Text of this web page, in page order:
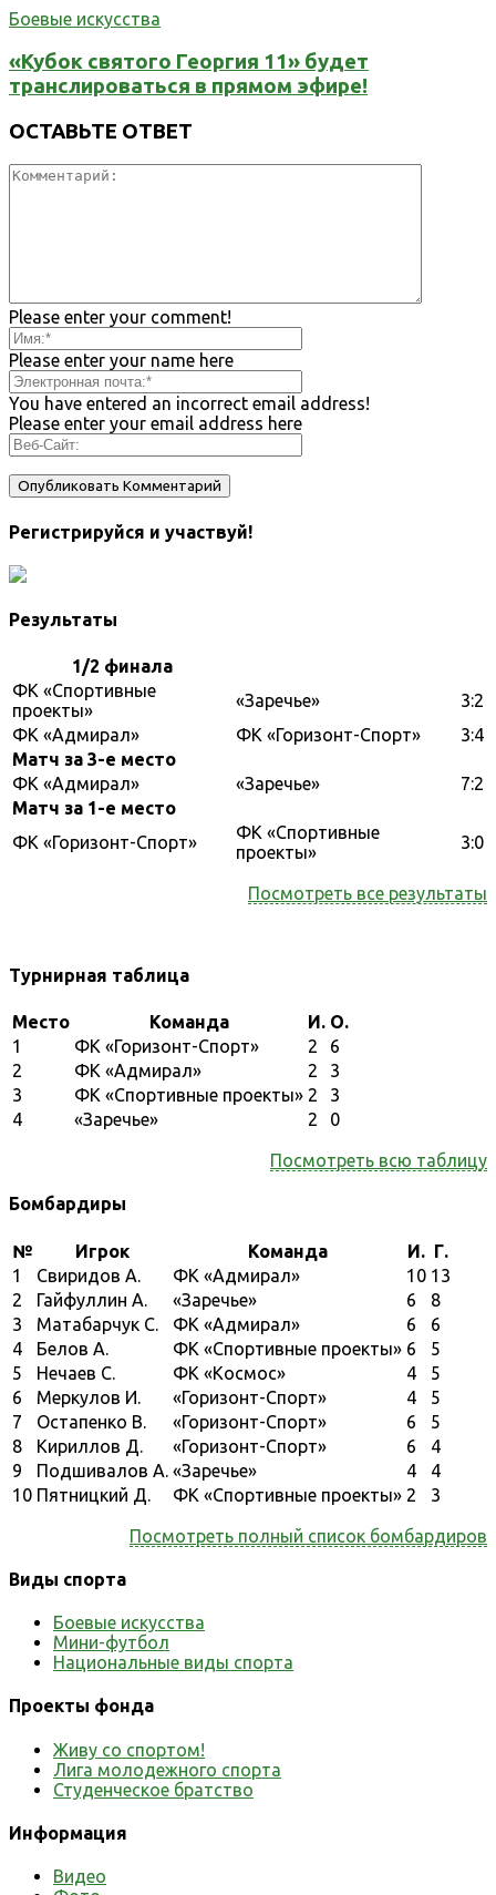
Боевые искусства
«Кубок святого Георгия 11» будет
транслироваться в прямом эфире!
ОСТАВЬТЕ ОТВЕТ
Please enter your comment!
Please enter your name here
You have entered an incorrect email address!
Please enter your email address here
Регистрируйся и участвуй!
Результаты
1/2 финала
ФК «Спортивные
проекты»
«Заречье»
3:2
ФК «Адмирал»
ФК «Горизонт-Спорт»
3:4
Матч за 3-е место
ФК «Адмирал»
«Заречье»
7:2
Матч за 1-е место
ФК «Горизонт-Спорт»
ФК «Спортивные
проекты»
3:0
Посмотреть все результаты
Турнирная таблица
Место Команда И. О.
1
ФК «Горизонт-Спорт» 2
6
2
ФК «Адмирал» 2
3
3
ФК «Спортивные проекты» 2
3
4
«Заречье» 2 0
Посмотреть всю таблицу
Бомбардиры
№ Игрок Команда И. Г.
1
Свиридов А. ФК «Адмирал» 10 13
2
Гайфуллин А. «Заречье» 6
8
3
Матабарчук С. ФК «Адмирал» 6
6
4
Белов А. ФК «Спортивные проекты» 6
5
5
Нечаев С. ФК «Космос» 4
5
6
Меркулов И. «Горизонт-Спорт» 4
5
7
Остапенко В. «Горизонт-Спорт» 6
5
8
Кириллов Д. «Горизонт-Спорт» 6
4
9
Подшивалов А. «Заречье» 4
4
10 Пятницкий Д. ФК «Спортивные проекты» 2 3
Посмотреть полный список бомбардиров
Виды спорта
Боевые искусства
Мини-футбол
Национальные виды спорта
Проекты фонда
Живу со спортом!
Лига молодежного спорта
Студенческое братство
Информация
Видео